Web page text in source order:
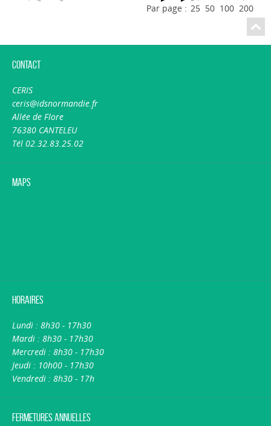
Par page : 25 50 100 200
Contact
CERIS
ceris@idsnormandie.fr
Allée de Flore
76380 CANTELEU
Tél 02.32.83.25.02
Maps
Horaires
Lundi : 8h30 - 17h30
Mardi : 8h30 - 17h30
Mercredi : 8h30 - 17h30
Jeudi : 10h00 - 17h30
Vendredi : 8h30 - 17h
Fermetures annuelles